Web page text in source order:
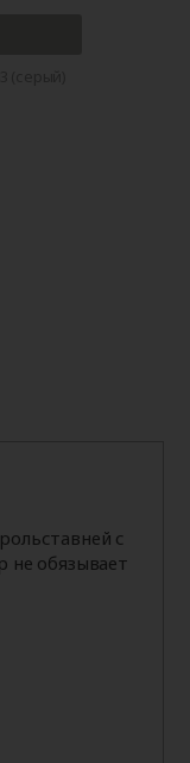
с
не обязывает